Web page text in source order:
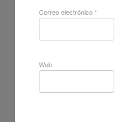
Correo electrónico*
Web